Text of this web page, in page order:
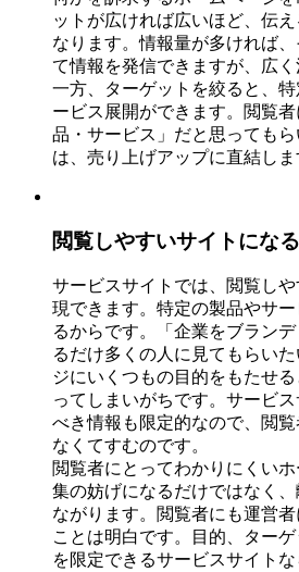
ットが広ければ広いほど、伝
なります。情報量が多ければ
て情報を発信できますが、広く
一方、ターゲットを絞ると、
ービス展開ができます。閲覧
品・サービス」だと思っても
は、売り上げアップに直結しま
閲覧しやすいサイトになる
サービスサイトでは、閲覧し
現できます。特定の製品やサ
るからです。「企業をブラン
るだけ多くの人に見てもらい
ジにいくつもの目的をもたせ
ってしまいがちです。サービ
べき情報も限定的なので、閲
なくてすむのです。
閲覧者にとってわかりにくい
集の妨げになるだけではなく
ながります。閲覧者にも運営
ことは明白です。目的、ター
を限定できるサービスサイト